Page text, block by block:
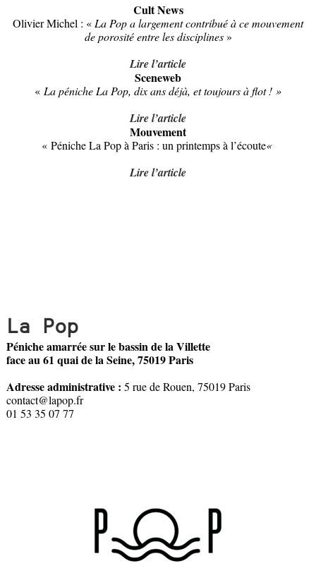
Cult News
Olivier Michel : « La Pop a largement contribué à ce mouvement
de porosité entre les disciplines»
Lire l’article
Sceneweb
« La péniche La Pop, dix ans déjà, et toujours à flot ! »
Lire l’article
Mouvement
« Péniche La Pop à Paris : un printemps à l’écoute«
Lire l’article
La Pop
Péniche amarrée sur le bassin de la Villette
face au 61 quai de la Seine, 75019 Paris
Adresse administrative : 5 rue de Rouen, 75019 Paris
contact@lapop.fr
01 53 35 07 77